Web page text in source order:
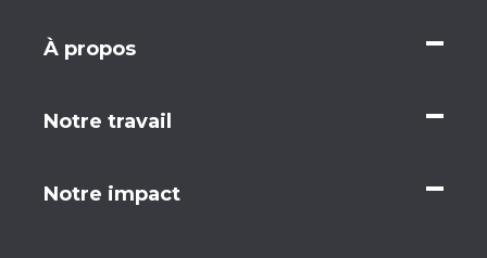
À propos
Notre travail
Notre impact